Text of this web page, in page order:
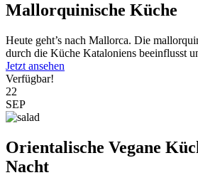
Mallorquinische Küche
Heute geht’s nach Mallorca. Die
durch die Küche Kataloniens beeinflusst
Jetzt ansehen
Verfügbar!
22
SEP
Orientalische Vegane
Nacht